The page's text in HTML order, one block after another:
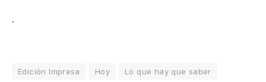
.
Edición Impresa Hoy Lo que hay que saber